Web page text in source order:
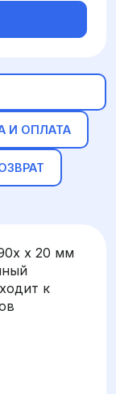
И ОПЛАТА
х 20 мм
к